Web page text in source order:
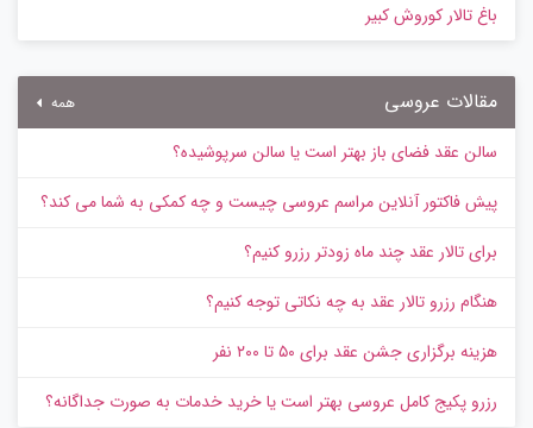
باغ تالار کوروش کبیر
مقالات عروسی همه
سالن عقد فضای باز بهتر است یا سالن سرپوشیده؟
پیش‌ فاکتور آنلاین مراسم عروسی چیست و چه کمکی به شما می کند؟
برای تالار عقد چند ماه زودتر رزرو کنیم؟
هنگام رزرو تالار عقد به چه نکاتی توجه کنیم؟
هزینه برگزاری جشن عقد برای ۵۰ تا ۲۰۰ نفر
رزرو پکیج کامل عروسی بهتر است یا خرید خدمات به‌ صورت جداگانه؟